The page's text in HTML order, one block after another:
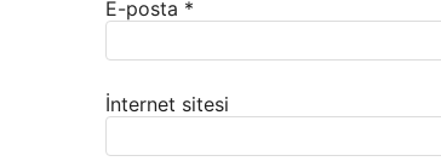
E-posta *
İnternet sitesi